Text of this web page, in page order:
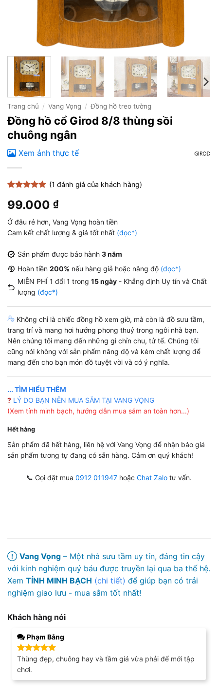
Trang chủ / Vang Vọng / Đồng hồ treo tường
Đồng hồ cổ Girod 8/8 thùng sồi
chuông ngân
Xem ảnh thực tế
dựa trên
đánh giá
(1 đánh giá của khách hàng)
99.000 ₫
Ở đâu rẻ hơn, Vang Vọng hoàn tiền
Cam kết chất lượng & giá tốt nhất (đọc*)
Sản phẩm được bảo hành 3 năm
Hoàn tiền 200% nếu hàng giả hoặc nâng độ (đọc*)
MIỄN PHÍ 1 đổi 1 trong 15 ngày - Khẳng định Uy tín và Chất
lượng (đọc*)
Không chỉ là chiếc đồng hồ xem giờ, mà còn là đồ sưu tầm,
trang trí và mang hơi hướng phong thuỷ trong ngôi nhà bạn.
Nên chúng tôi mang đến những gì chỉn chu, tử tế. Chúng tôi
cũng nói không với sản phẩm nâng độ và kém chất lượng để
mang đến cho bạn món đồ tuyệt vời và có ý nghĩa.
... TÌM HIỂU THÊM
? LÝ DO BẠN NÊN MUA SẮM TẠI VANG VỌNG
(Xem tính minh bạch, hướng dẫn mua sắm an toàn hơn...)
Hết hàng
Sản phẩm đã hết hàng, liên hệ với Vang Vọng để nhận báo giá
sản phẩm tương tự đang có sẵn hàng. Cảm ơn quý khách!
📞 Gọi đặt mua 0912 011947 hoặc Chat Zalo tư vấn.
Vang Vọng – Một nhà sưu tầm uy tín, đáng tin cậy
với kinh nghiệm quý báu được truyền lại qua ba thế hệ.
Xem TÍNH MINH BẠCH (chi tiết) để giúp bạn có trải
nghiệm giao lưu - mua sắm tốt nhất!
Khách hàng nói
Phạm Bằng
Được xếp
hạng
sao
Thùng đẹp, chuông hay và tầm giá vừa phải để mới tập
chơi.